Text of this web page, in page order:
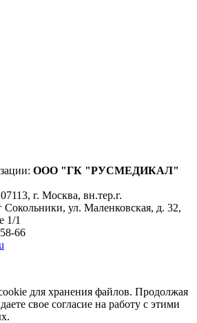
ООО "ГК "РУСМЕДИКАЛ"
, г. Москва, вн.тер.г.
ул. Маленковская, д. 32,
1/1
66
для хранения файлов. Продолжая
свое согласие на работу с этими